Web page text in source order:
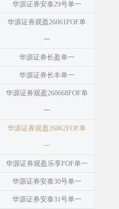
华源证券安泰29号单一
华源证券观盈26061FOF单
一
华源证券长盈单一
华源证券长丰单一
华源证券观盈260668FOF单
一
华源证券观盈26062FOF单
一
华源证券观盈乐享FOF单一
华源证券安泰30号单一
华源证券安泰31号单一